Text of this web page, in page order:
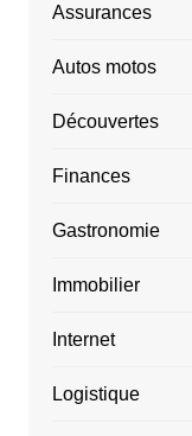
Assurances
Autos motos
Découvertes
Finances
Gastronomie
Immobilier
Internet
Logistique